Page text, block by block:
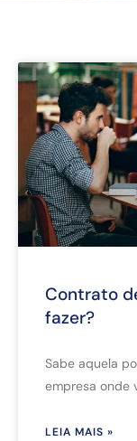
Contrato
fazer?
Sabe aquela
empresa onde
LEIA MAIS »